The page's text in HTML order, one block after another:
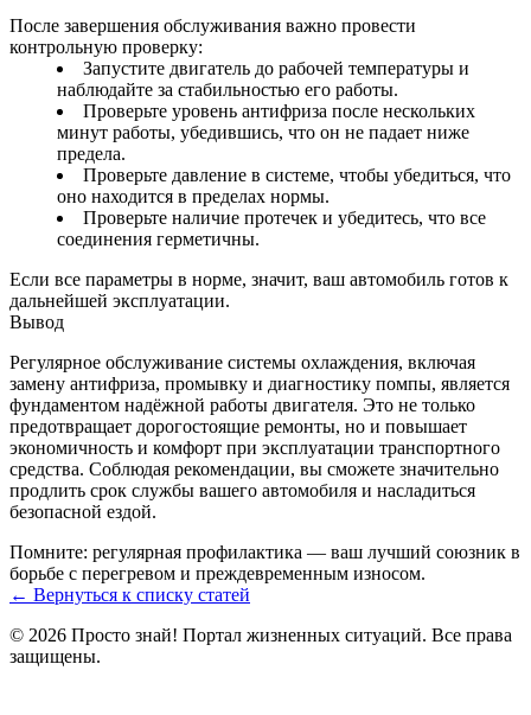
После завершения обслуживания важно провести
контрольную проверку:
Запустите двигатель до рабочей температуры и
наблюдайте за стабильностью его работы.
Проверьте уровень антифриза после нескольких
минут работы, убедившись, что он не падает ниже
предела.
Проверьте давление в системе, чтобы убедиться, что
оно находится в пределах нормы.
Проверьте наличие протечек и убедитесь, что все
соединения герметичны.
Если все параметры в норме, значит, ваш автомобиль готов к
дальнейшей эксплуатации.
Вывод
Регулярное обслуживание системы охлаждения, включая
замену антифриза, промывку и диагностику помпы, является
фундаментом надёжной работы двигателя. Это не только
предотвращает дорогостоящие ремонты, но и повышает
экономичность и комфорт при эксплуатации транспортного
средства. Соблюдая рекомендации, вы сможете значительно
продлить срок службы вашего автомобиля и насладиться
безопасной ездой.
Помните: регулярная профилактика — ваш лучший союзник в
борьбе с перегревом и преждевременным износом.
← Вернуться к списку статей
© 2026 Просто знай! Портал жизненных ситуаций. Все права
защищены.